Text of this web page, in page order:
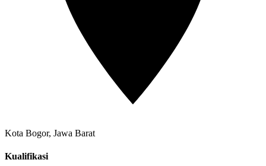
Kota Bogor, Jawa Barat
Kualifikasi